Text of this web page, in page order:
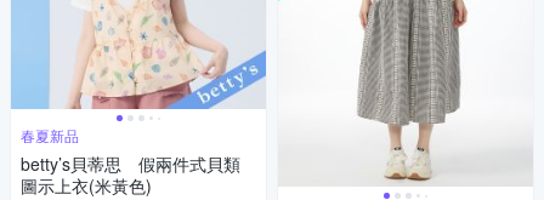
春夏新品
betty’s貝蒂思 假兩件式貝類
圖示上衣(米黃色)